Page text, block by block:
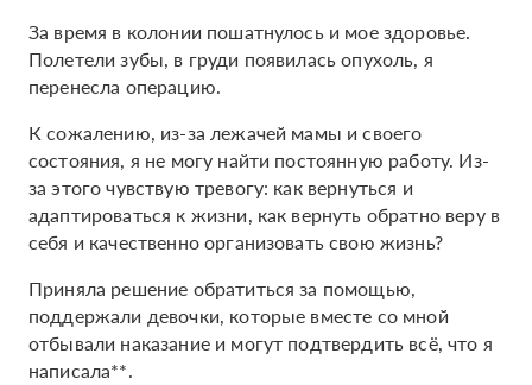
За время в колонии пошатнулось и мое здоровье.
Полетели зубы, в груди появилась опухоль, я
перенесла операцию.
К сожалению, из-за лежачей мамы и своего
состояния, я не могу найти постоянную работу. Из-
за этого чувствую тревогу: как вернуться и
адаптироваться к жизни, как вернуть обратно веру в
себя и качественно организовать свою жизнь?
Приняла решение обратиться за помощью,
поддержали девочки, которые вместе со мной
отбывали наказание и могут подтвердить всё, что я
написала**.